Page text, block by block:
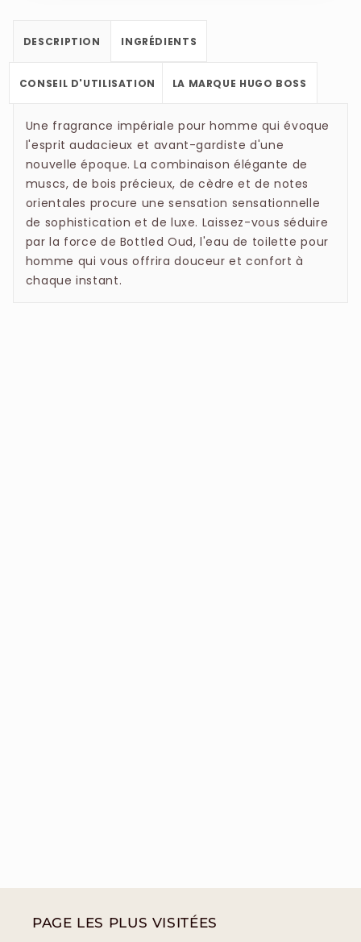
secret. En intégrant un Oud 100% naturel, Hugo
s'élève vers les codes de la haute parfumerie.
HYDROXYBENZOYL HEXYL BENZOATE,
CITRONELLOL, CITRAL, GERANIOL, BENZYL
DESCRIPTION INGRÉDIENTS
CONSEIL D'UTILISATION LA MARQUE HUGO BOSS
Une fragrance impériale pour homme qui évoque
l'esprit audacieux et avant-gardiste d'une
nouvelle époque. La combinaison élégante de
muscs, de bois précieux, de cèdre et de notes
orientales procure une sensation sensationnelle
de sophistication et de luxe. Laissez-vous séduire
par la force de Bottled Oud, l'eau de toilette pour
homme qui vous offrira douceur et confort à
chaque instant.
PAGE LES PLUS VISITÉES